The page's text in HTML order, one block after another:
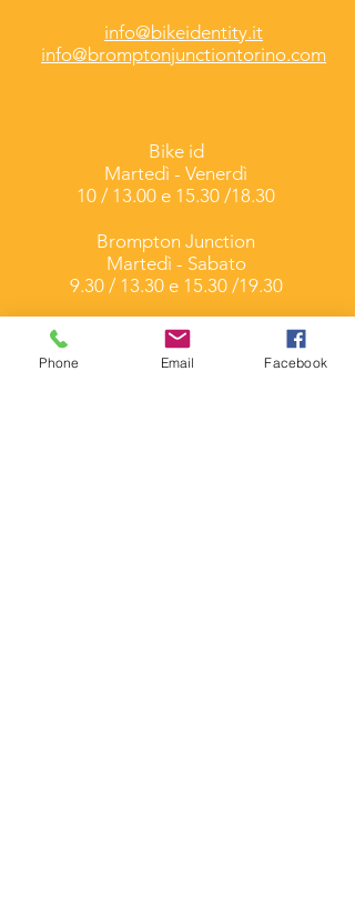
info@bikeidentity.it
info@bromptonjunctiontorino.com
Bike id
Martedì - Venerdì
10 / 13.00 e 15.30 /18.30
Brompton Junction
Martedì - Sabato
9.30 / 13.30 e 15.30 /19.30
Corso Umbria 7/A
(Folding & Cargo Bike)
Phone Email Facebook